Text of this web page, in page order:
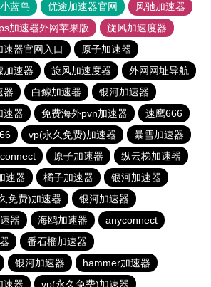
小蓝鸟 优途加速器官网
风驰加速器
加速器外网苹果版
旋风加速度器
速器官网入口
原子加速器
加速器 旋风加速度器
外网网址导航
器 白鲸加速器
银河加速器
速器 免费海外pvn加速器
速鹰666
vp(永久免费)加速器
暴雪加速器
原子加速器
纵云梯加速器
速器 橘子加速器
银河加速器
免费)加速器
银河加速器
器 海鸥加速器
anyconnect
番石榴加速器
银河加速器
hammer加速器
速器 vp(永久免费)加速器